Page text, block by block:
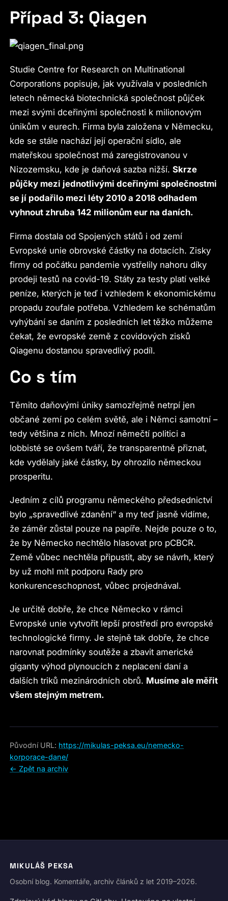
Případ 3: Qiagen
Studie Centre for Research on Multinational
Corporations popisuje, jak využívala v posledních
letech německá biotechnická společnost půjček
mezi svými dceřinými společnosti k milionovým
únikům v eurech. Firma byla založena v Německu,
kde se stále nachází její operační sídlo, ale
mateřskou společnost má zaregistrovanou v
Nizozemsku, kde je daňová sazba nižší.Skrze
půjčky mezi jednotlivými dceřinými společnostmi
se jí podařilo mezi léty 2010 a 2018 odhadem
vyhnout zhruba 142 milionům eur na daních.
Firma dostala od Spojených států i od zemí
Evropské unie obrovské částky na dotacích. Zisky
firmy od počátku pandemie vystřelily nahoru díky
prodeji testů na covid-19. Státy za testy platí velké
peníze, kterých je teď i vzhledem k ekonomickému
propadu zoufale potřeba. Vzhledem ke schématům
vyhýbání se daním z posledních let těžko můžeme
čekat, že evropské země z covidových zisků
Qiagenu dostanou spravedlivý podíl.
Co s tím
Těmito daňovými úniky samozřejmě netrpí jen
občané zemí po celém světě, ale i Němci samotní –
tedy většina z nich. Mnozí němečtí politici a
lobbisté se ovšem tváří, že transparentně přiznat,
kde vydělaly jaké částky, by ohrozilo německou
prosperitu.
Jedním z cílů programu německého předsednictví
bylo „spravedlivé zdanění“ a my teď jasně vidíme,
že záměr zůstal pouze na papíře. Nejde pouze o to,
že by Německo nechtělo hlasovat pro pCBCR.
Země vůbec nechtěla připustit, aby se návrh, který
by už mohl mít podporu Rady pro
konkurenceschopnost, vůbec projednával.
Je určitě dobře, že chce Německo v rámci
Evropské unie vytvořit lepší prostředí pro evropské
technologické firmy. Je stejně tak dobře, že chce
narovnat podmínky soutěže a zbavit americké
giganty výhod plynoucích z neplacení daní a
dalších triků mezinárodních obrů. Musíme ale měřit
všem stejným metrem.
Původní URL: https://mikulas-peksa.eu/nemecko-
korporace-dane/
← Zpět na archiv
MIKULÁŠ PEKSA
Osobní blog. Komentáře, archiv článků z let 2019–2026.